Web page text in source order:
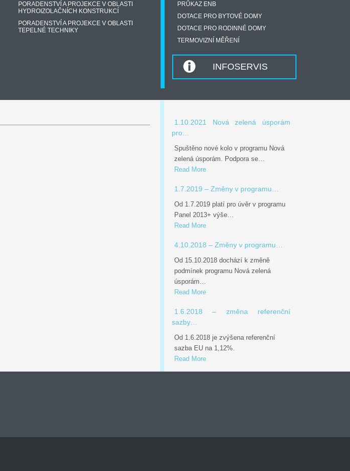
PORADENSTVÍ A PROJEKCE V OBLASTI
HYDROIZOLAČNÍCH KONSTRUKCÍ
PORADENSTVÍ A PROJEKCE V OBLASTI
TEPELNÉ TECHNIKY
PRŮKAZ ENB
DOTACE PRO BYTOVÉ DOMY
DOTACE PRO RODINNÉ DOMY
TERMOVIZNÍ MĚŘENÍ
INFOSERVIS
1.10.2021 Nová zelená úsporám
pro…
Spuštěno nové kolo v programu Nová
zelená úsporám. Podpora se…
Read More
1.7.2019 – Změny v programu…
Od 1.7.2019 platí pro úvěr v programu
Panel 2013+ výše…
Read More
4.10.2018 – Změny v programu…
Od 15.10.2018 dochází k změně
podmínek programu Nová zelená
úsporám…
Read More
1.6.2018 – změna referenční
sazby…
Od 1.6.2018 je zvýšena referenční
sazba EU na 1,12%.
Read More